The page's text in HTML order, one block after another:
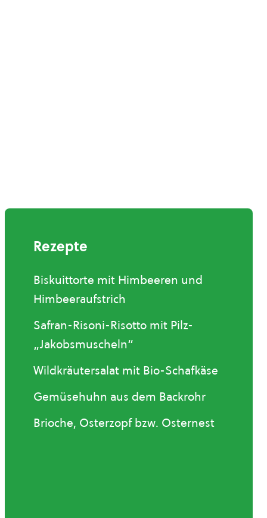
Rezepte
Biskuittorte mit Himbeeren und
Himbeeraufstrich
Safran-Risoni-Risotto mit Pilz-
„Jakobsmuscheln“
Wildkräutersalat mit Bio-Schafkäse
Gemüsehuhn aus dem Backrohr
Brioche, Osterzopf bzw. Osternest